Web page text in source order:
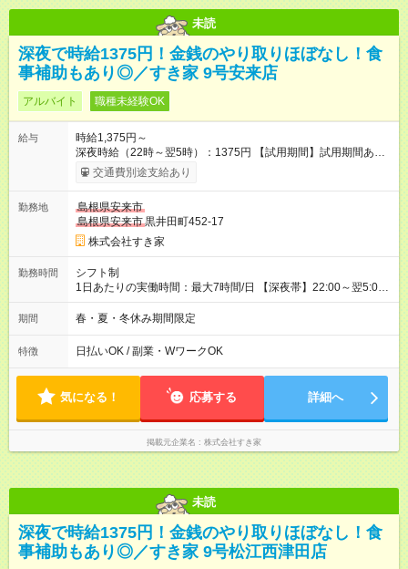
未読
深夜で時給1375円！金銭のやり取りほぼなし！食
事補助もあり◎／すき家 9号安来店
アルバイト 職種未経験OK
給与
時給1,375円～
深夜時給（22時～翌5時）：1375円 【試用期間】試用期間あり
試用期間の長さ：1ヶ月 雇用形態、給与は本採用時と同じです。
試用期間の実態は30日（※条件変更なし）ですが、切り上げで
同時給）
交通費別途支給あり
勤務地
島根県安来市
島根県安来市黒井田町452-17
株式会社すき家
勤務時間
シフト制
1日あたりの実働時間：最大7時間/日 【深夜帯】22:00～翌5:00
週2日～・1日2h～OK◎ ※22:00から翌5:00までは18歳以上の方
のみ勤務可能です（18歳未満の深夜業務禁止のため） ★深夜で
す。 必ず、2名以上での勤務を行いますので、安心して働けま
す。
期間 春・夏・冬休み期間限定
特徴 日払いOK / 副業・WワークOK
気になる！ 応募する 詳細へ
掲載元企業名 株式会社すき家
未読
深夜で時給1375円！金銭のやり取りほぼなし！食
事補助もあり◎／すき家 9号松江西津田店